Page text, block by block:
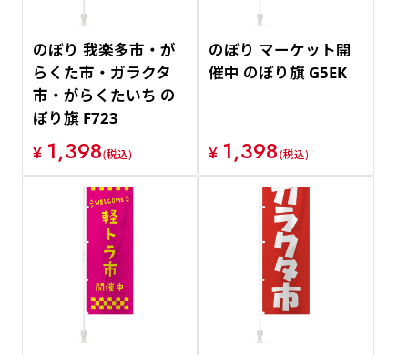
のぼり 我楽多市・が
らくた市・ガラクタ
市・がらくたいち の
ぼり旗 F723
¥ 1,398(税込)
のぼり マーケット開
催中 のぼり旗 G5EK
¥ 1,398(税込)